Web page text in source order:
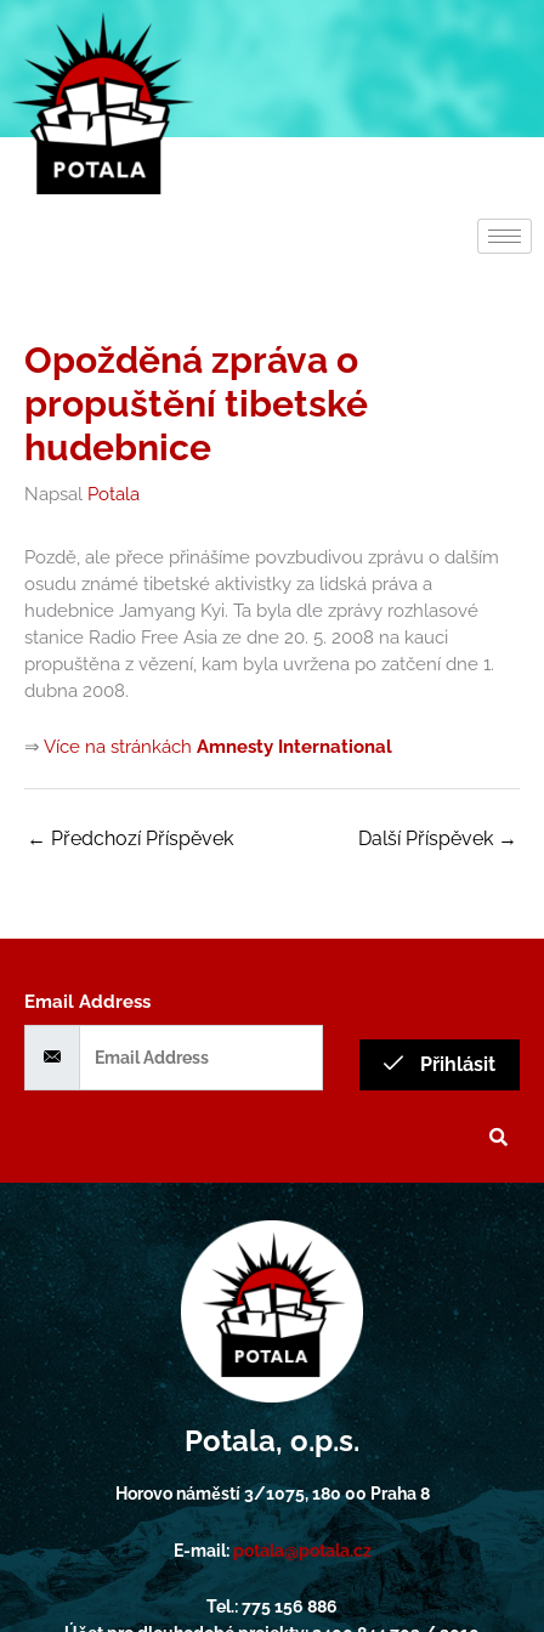
Přeskočit
obsah
Opožděná zpráva o
propuštění tibetské
hudebnice
Napsal Potala
Pozdě, ale přece přinášíme povzbudivou zprávu o dalším
osudu známé tibetské aktivistky za lidská práva a
hudebnice Jamyang Kyi. Ta byla dle zprávy rozhlasové
stanice Radio Free Asia ze dne 20. 5. 2008 na kauci
propuštěna z vězení, kam byla uvržena po zatčení dne 1.
dubna 2008.
⇒ Více na stránkách Amnesty International
← Předchozí Příspěvek Další Příspěvek →
Email Address
Přihlásit
Potala, o.p.s.
Horovo náměstí 3/1075, 180 00 Praha 8
E-mail:potala@potala.cz
Tel.: 775 156 886